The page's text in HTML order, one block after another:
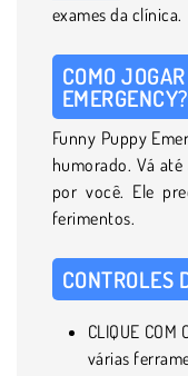
exames da clínica.
COMO
EMERGENCY?
Funny Puppy
humorado. Vá
por você. Ele
ferimentos.
CONTROLES
CLIQUE COM
várias